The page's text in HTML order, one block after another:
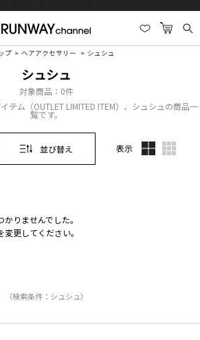
プ ヘアアクセサリー シュシュ
シュシュ
対象商品： 0件
テム（OUTLET LIMITED ITEM）、シュシュの商品一
覧です。
並び替え 表示
りませんでした。
更してください。
（検索条件：シュシュ）